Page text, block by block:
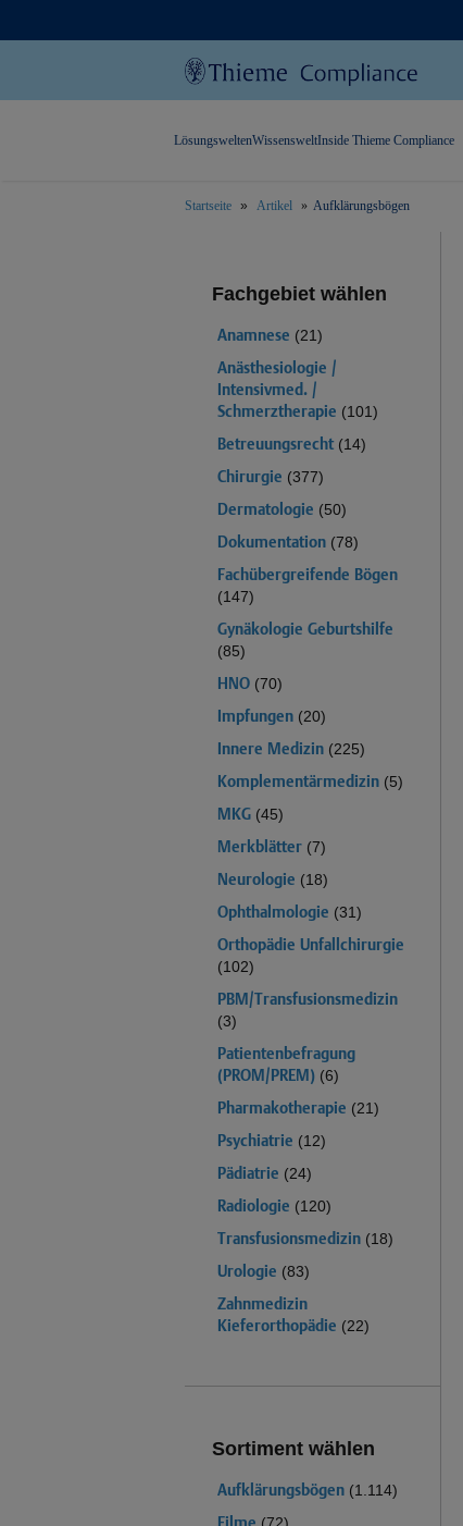
LösungsweltenWissensweltInside Thieme Compliance
Startseite Artikel Aufklärungsbögen
Fachgebiet wählen
Anamnese (21)
Anästhesiologie /
Intensivmed. /
Schmerztherapie (101)
Betreuungsrecht (14)
Chirurgie (377)
Dermatologie (50)
Dokumentation (78)
Fachübergreifende Bögen
(147)
Gynäkologie Geburtshilfe
(85)
HNO (70)
Impfungen (20)
Innere Medizin (225)
Komplementärmedizin (5)
MKG (45)
Merkblätter (7)
Neurologie (18)
Ophthalmologie (31)
Orthopädie Unfallchirurgie
(102)
PBM/Transfusionsmedizin
(3)
Patientenbefragung
(PROM/PREM) (6)
Pharmakotherapie (21)
Psychiatrie (12)
Pädiatrie (24)
Radiologie (120)
Transfusionsmedizin (18)
Urologie (83)
Zahnmedizin
Kieferorthopädie (22)
Sortiment wählen
Aufklärungsbögen (1.114)
Filme